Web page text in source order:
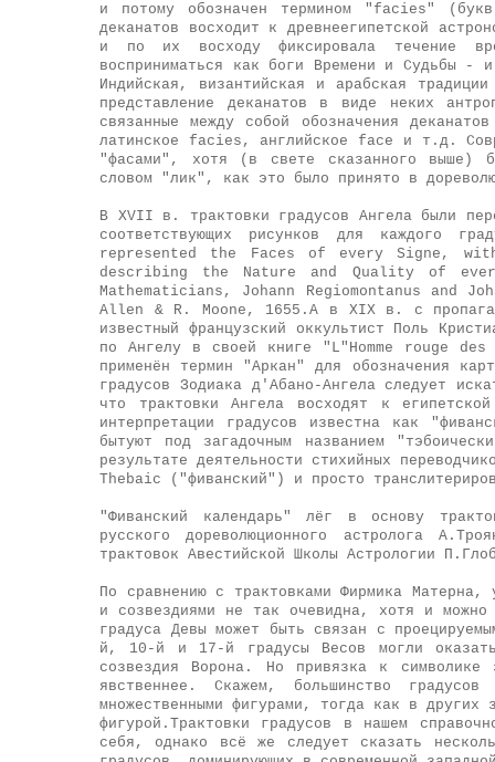
и потому обозначен термином "facies"
деканатов восходит к древнеегипетской
и по их восходу фиксировала течение
восприниматься как боги Времени и Судьбы -
Индийская, византийская и арабская
представление деканатов в виде неких
связанные между собой обозначения
латинское facies, английское face и т.д.
"фасами", хотя (в свете сказанного выше)
словом "лик", как это было принято в
В XVII в. трактовки градусов Ангела были
соответствующих рисунков для
represented the Faces of every Signe,
describing the Nature and Quality of
Mathematicians, Johann Regiomontanus and
Allen & R. Moone, 1655.А в XIX в . с
известный
французский оккультист Поль
по
Ангелу в своей книге "L"Homme rouge
применён
термин "Аркан "для обозначения
карт
градусов Зодиака д'Абано-Ангела следует
что трактовки Ангела восходят к
интерпретации градусов известна как
бытуют под загадочным названием
результате деятельности стихийных
Thebaic ("фиванский") и просто
"Фиванский календарь" лёг в основу
русского дореволюционного астролога
трактовок Авестийской Школы Астрологии
По сравнению с трактовками Фирмика
и созвездиями не так очевидна, хотя и
градуса Девы может быть связан с
й, 10-й и 17-й градусы Весов могли
созвездия Ворона. Но привязка к символике
явственнее. Скажем, большинство
множественными фигурами, тогда как в других
фигурой. Трактовки градусов в нашем
себя, однако всё же следует сказать